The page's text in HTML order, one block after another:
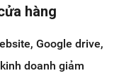
hàng
Google drive,
doanh giảm